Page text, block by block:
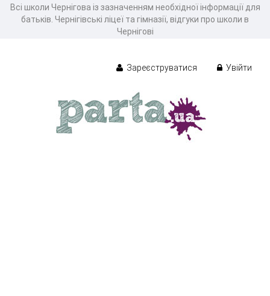
Всі школи Чернігова із зазначенням необхідної інформації для
батьків. Чернігівські ліцеї та гімназії, відгуки про школи в
Чернігові
Зареєструватися Увійти